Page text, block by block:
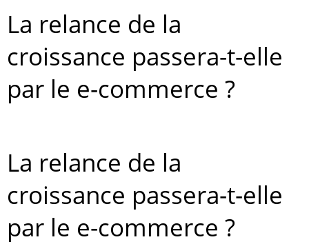
La relance de la
croissance passera-t-elle
par le e-commerce ?
La relance de la
croissance passera-t-elle
par le e-commerce ?